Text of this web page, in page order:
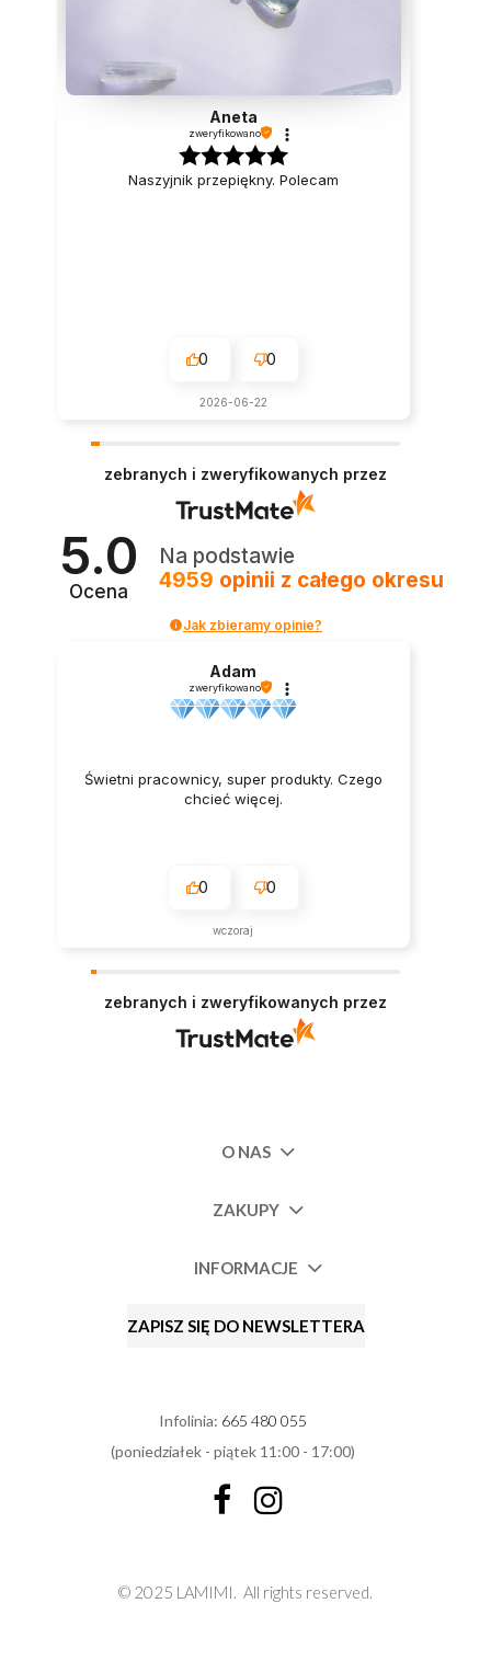
Aneta
zweryfikowano
Naszyjnik przepiękny. Polecam
0 0
2026-06-22
zebranych i zweryfikowanych przez
5.0
Ocena
Na podstawie
4959 opinii z całego okresu
Jak zbieramy opinie?
Adam
zweryfikowano
Świetni pracownicy, super produkty. Czego
chcieć więcej.
0 0
wczoraj
zebranych i zweryfikowanych przez
O NAS
ZAKUPY
INFORMACJE
ZAPISZ SIĘ DO NEWSLETTERA
Infolinia: 665 480 055
(poniedziałek - piątek 11:00 - 17:00)
© 2025 LAMIMI. All rights reserved.